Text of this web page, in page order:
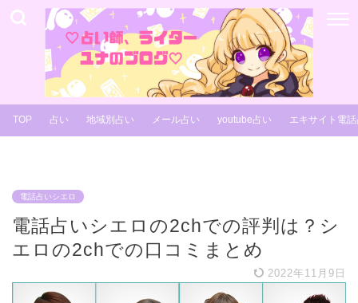
TOP 占い 地域別占い メール占い youtube占い エキサイト電
電話占いシエロ
電話占いシエロの2chでの評判は？シ
エロの2chでの口コミまとめ
2022年11月9日